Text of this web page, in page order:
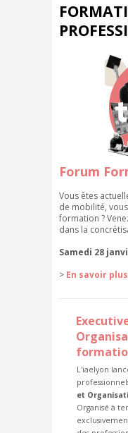
Forum
Vous êtes
de mobilité,
formation ?
dans la
Samedi 28
> En savoir plus
L'iaelyon
et
Organisé à